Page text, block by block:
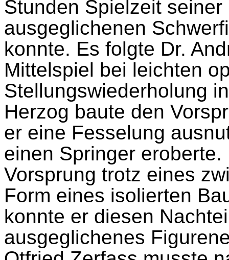
Stunden Spielzeit
ausgeglichenen
konnte. Es folgte Dr.
Mittelspiel bei leichten
Stellungswiederholung
Herzog baute den
er eine Fesselung
einen Springer
Vorsprung trotz eines
Form eines isolierten
konnte er diesen
ausgeglichenes